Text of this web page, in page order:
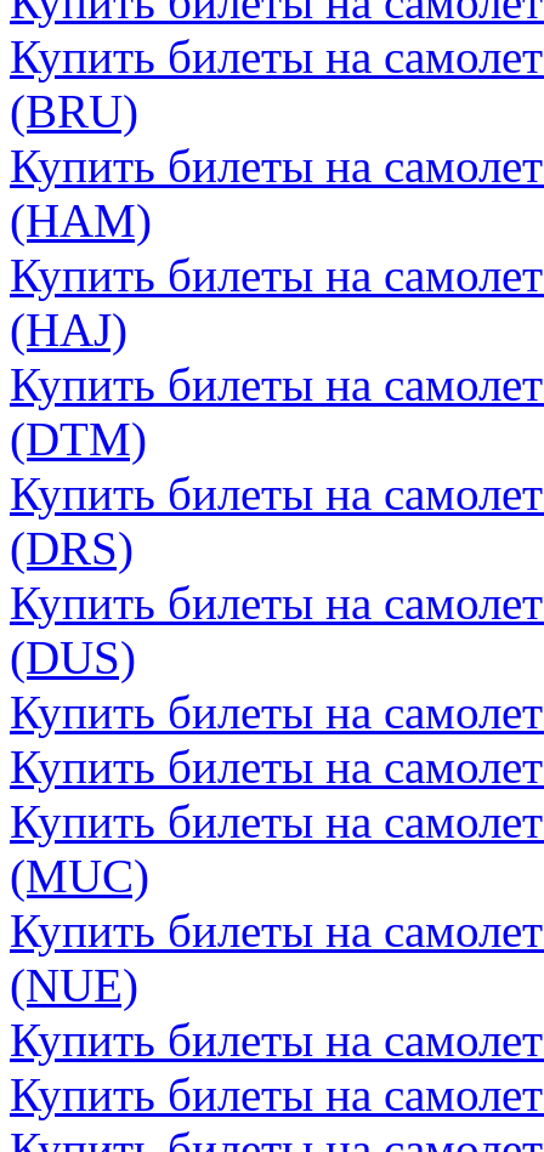
Купить билеты на
(BRU)
Купить билеты на
(HAM)
Купить билеты на
(HAJ)
Купить билеты на
(DTM)
Купить билеты на
(DRS)
Купить билеты на
(DUS)
Купить билеты на
Купить билеты на
Купить билеты на
(MUC)
Купить билеты на
(NUE)
Купить билеты на
Купить билеты на